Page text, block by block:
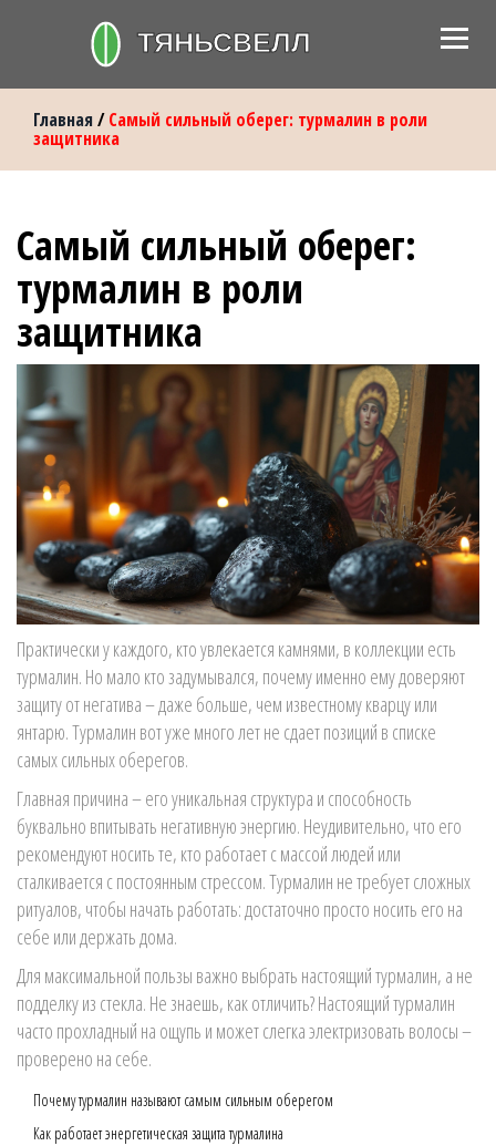
Главная/Самый сильный оберег: турмалин в роли
защитника
Самый сильный оберег:
турмалин в роли
защитника
Практически у каждого, кто увлекается камнями, в коллекции есть
турмалин. Но мало кто задумывался, почему именно ему доверяют
защиту от негатива – даже больше, чем известному кварцу или
янтарю. Турмалин вот уже много лет не сдает позиций в списке
самых сильных оберегов.
Главная причина – его уникальная структура и способность
буквально впитывать негативную энергию. Неудивительно, что его
рекомендуют носить те, кто работает с массой людей или
сталкивается с постоянным стрессом. Турмалин не требует сложных
ритуалов, чтобы начать работать: достаточно просто носить его на
себе или держать дома.
Для максимальной пользы важно выбрать настоящий турмалин, а не
подделку из стекла. Не знаешь, как отличить? Настоящий турмалин
часто прохладный на ощупь и может слегка электризовать волосы –
проверено на себе.
Почему турмалин называют самым сильным оберегом
Как работает энергетическая защита турмалина